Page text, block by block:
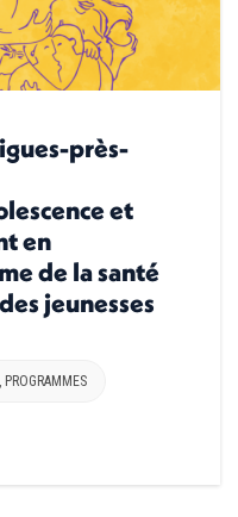
près-
et
en
de la santé
jeunesses
, PROGRAMMES